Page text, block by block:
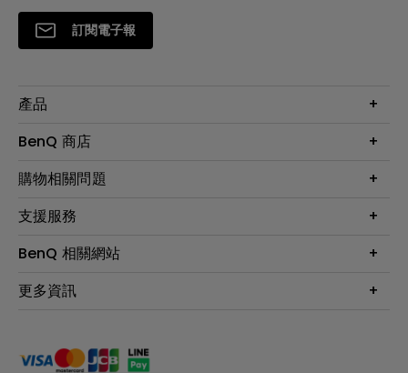
訂閱電子報
產品
大型液晶
投影機
智慧照明
專業拍物視訊鏡頭
BenQ 商店
最新產品與活動
尋找銷售據點
會員綁定LINE教學
購物相關問題
第一次購物就上手
延長保固購買
贈品兌換網站首頁
支援服務
服務公告
保固條例
手冊與軟體下載
BenQ 相關網站
專業商用解決方案
BenQ 大娛樂家
更多資訊
永續發展